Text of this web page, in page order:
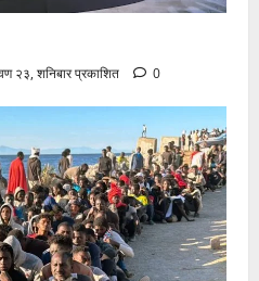
२३, शनिबार प्रकाशित 0